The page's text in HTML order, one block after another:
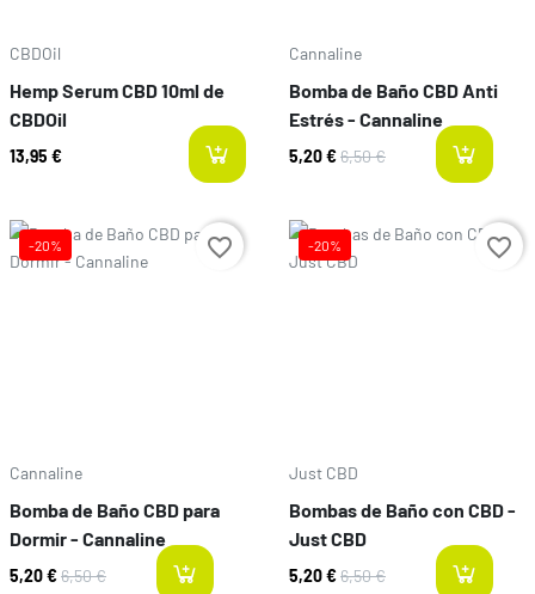
CBDOil
Hemp Serum CBD 10ml de
CBDOil
13,95 €
Cannaline
Bomba de Baño CBD Anti
Estrés - Cannaline
5,20 €6,50 €
-20%
Cannaline
Bomba de Baño CBD para
Dormir - Cannaline
5,20 €6,50 € last-items
favorite_border -20%
Just CBD
Bombas de Baño con CBD -
Just CBD
5,20 €6,50 €
favorite_border